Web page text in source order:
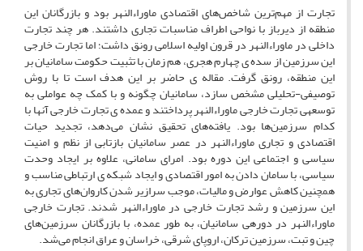
تجارت از مهم‌ترین شاخص‌های اقتصادی ماوراءالنهر بود و بازرگانان این
منطقه از دیرباز با نواحی اطراف مناسبات تجاری داشتند. هر چند تجارت
داخلی در ماوراءالنهر در قرون اولیه اسلامی رونق داشت؛ اما تجارت خارجی
این سرزمین از سده ی چهارم هجری، هم زمان با تثبیت حکومت سامانیان بر
این منطقه، رونق گرفت. مقاله ی حاضر بر این هدف است تا با روش
توصیفی-تحلیلی مشخص سازد، سامانیان چگونه و با کمک چه عواملی به
توسعه­ی تجارت خارجی ماوراءالنهر پرداختند و عمده ی تجارت خارجی آنها با
کدام سرزمین‌ها بود. یافته‌های تحقیق نشان می‌دهد، تجدید حیات
اقتصادی و تجاری ماوراءالنهر در عصر سامانیان بازتابی از نظم و امنیت
سیاسی و اجتماعی این دوره بود. امرای سامانی، علاوه بر ایجاد وحدت
سیاسی، با سامان دادن به امور اقتصادی و ایجاد شبکه ی ارتباطی مناسب و
همچنین کاهش عوارض و مالیات، موجب سرازیر شدن کاروان‌های تجاری به
این سرزمین و رشد تجارت خارجی در ماوراءالنهر شدند. تجارت خارجی
ماوراءالنهر در دوره­ی سامانیان، به طور عمده، با بازرگانان سرزمین‌های
چین و تبت، سرزمین ترکان، اروپای شرقی، خراسان و عراق انجام می‌شد.